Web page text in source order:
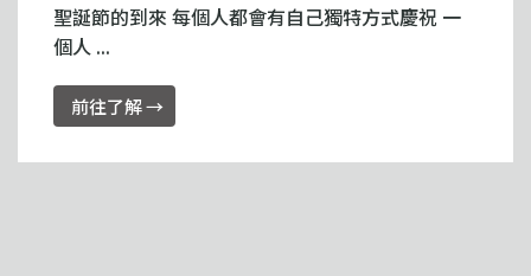
聖誕節的到來 每個人都會有自己獨特方式慶祝 一
個人 ...
前往了解 →